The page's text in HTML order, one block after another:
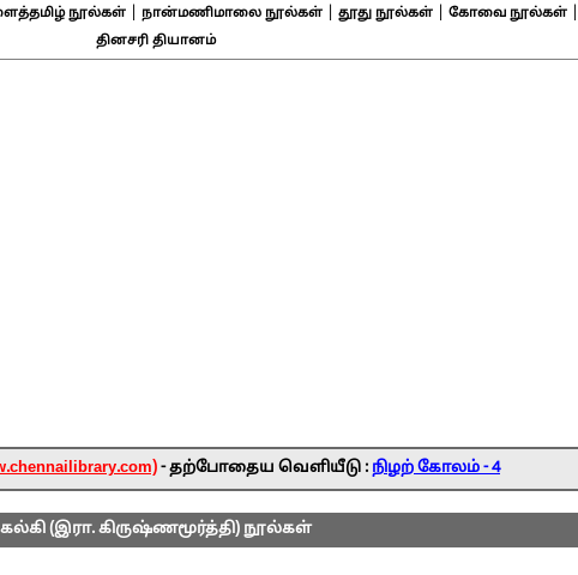
நூல்கள்| நான்மணிமாலை நூல்கள்| தூது நூல்கள்| கோவை நூல்கள்|
தினசரி தியானம்
- தற்போதைய வெளியீடு : நிழற் கோலம் - 4
கல்கி (இரா. கிருஷ்ணமூர்த்தி) நூல்கள்